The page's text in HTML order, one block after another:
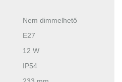
Nem dimmelhető
E27
12 W
IP54